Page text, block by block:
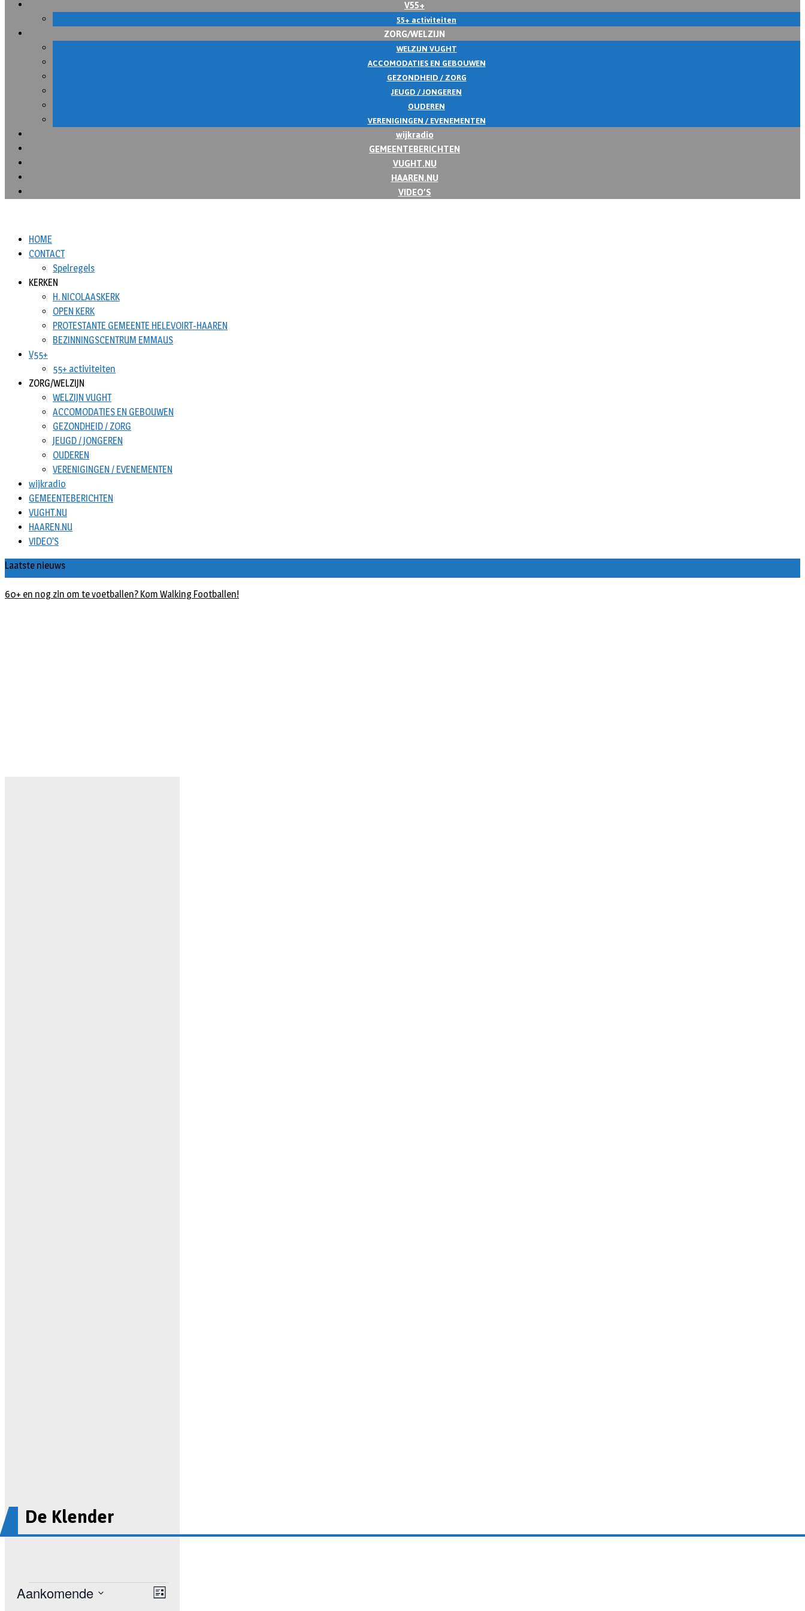
V55+
55+ activiteiten
ZORG/WELZIJN
WELZIJN VUGHT
ACCOMODATIES EN GEBOUWEN
GEZONDHEID / ZORG
JEUGD / JONGEREN
OUDEREN
VERENIGINGEN / EVENEMENTEN
wijkradio
GEMEENTEBERICHTEN
VUGHT.NU
HAAREN.NU
VIDEO’S
HOME
CONTACT
Spelregels
KERKEN
H. NICOLAASKERK
OPEN KERK
PROTESTANTE GEMEENTE HELEVOIRT-HAAREN
BEZINNINGSCENTRUM EMMAUS
V55+
55+ activiteiten
ZORG/WELZIJN
WELZIJN VUGHT
ACCOMODATIES EN GEBOUWEN
GEZONDHEID / ZORG
JEUGD / JONGEREN
OUDEREN
VERENIGINGEN / EVENEMENTEN
wijkradio
GEMEENTEBERICHTEN
VUGHT.NU
HAAREN.NU
VIDEO’S
Laatste nieuws
60+ en nog zin om te voetballen? Kom Walking Footballen!
De Klender